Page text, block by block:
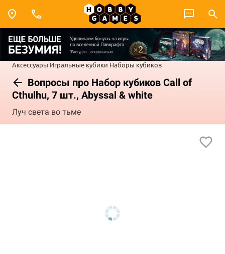
Аксессуары Игральные кубики Наборы кубиков
Вопросы про Набор кубиков Call of
Cthulhu, 7 шт., Abyssal & white
Луч света во тьме